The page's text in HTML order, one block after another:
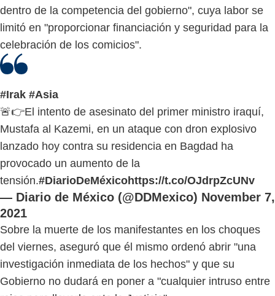
dentro de la competencia del gobierno", cuya labor se
limitó en "proporcionar financiación y seguridad para la
celebración de los comicios".
#Irak #Asia
🚨👉El intento de asesinato del primer ministro iraquí,
Mustafa al Kazemi, en un ataque con dron explosivo
lanzado hoy contra su residencia en Bagdad ha
provocado un aumento de la
tensión.#DiarioDeMéxicohttps://t.co/OJdrpZcUNv
— Diario de México (@DDMexico) November 7,
2021
Sobre la muerte de los manifestantes en los choques
del viernes, aseguró que él mismo ordenó abrir "una
investigación inmediata de los hechos" y que su
Gobierno no dudará en poner a "cualquier intruso entre